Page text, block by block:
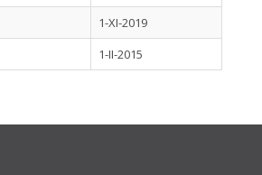
1-XI-2019
1-II-2015